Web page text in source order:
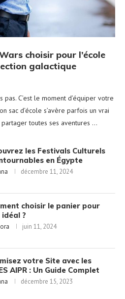
choisir pour l’école
galactique
C’est le moment d’équiper votre
sac d’école s’avère parfois un vrai
toutes ses aventures …
les Festivals Culturels
en Égypte
décembre 11, 2024
choisir le panier pour
?
juin 11, 2024
votre Site avec les
AIPR : Un Guide Complet
décembre 15, 2023